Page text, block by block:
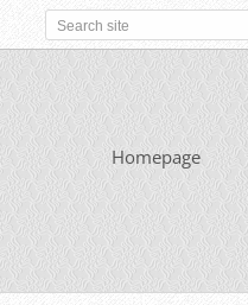
Homepage